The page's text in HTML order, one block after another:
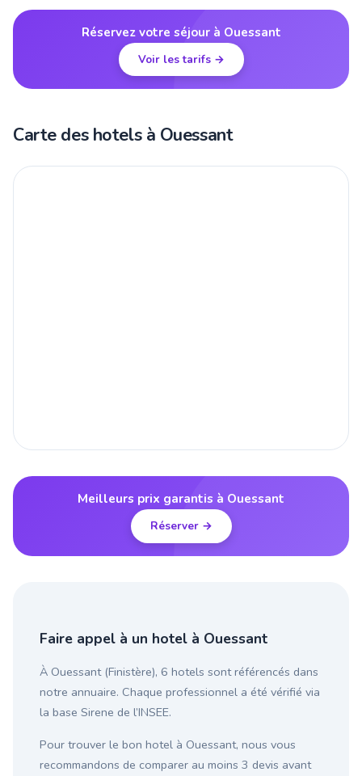
Réservez votre séjour à Ouessant
Voir les tarifs →
Carte des hotels à Ouessant
Meilleurs prix garantis à Ouessant
Réserver →
Faire appel à un hotel à Ouessant
À Ouessant (Finistère), 6 hotels sont référencés dans
notre annuaire. Chaque professionnel a été vérifié via
la base Sirene de l’INSEE.
Pour trouver le bon hotel à Ouessant, nous vous
recommandons de comparer au moins 3 devis avant